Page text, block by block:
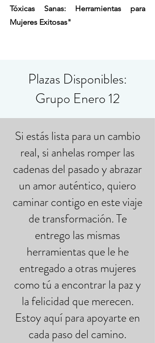
Tóxicas Sanas: Herramientas para
Mujeres Exitosas"
Plazas Disponibles:
Grupo Enero 12
Si estás lista para un cambio
real, si anhelas romper las
cadenas del pasado y abrazar
un amor auténtico, quiero
caminar contigo en este viaje
de transformación. Te
entrego las mismas
herramientas que le he
entregado a otras mujeres
como tú a encontrar la paz y
la felicidad que merecen.
Estoy aquí para apoyarte en
cada paso del camino.